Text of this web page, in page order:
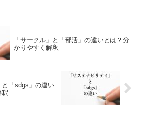
「サークル」と「部活」の違いとは？分
かりやすく解釈
と「sdgs」の違い
釈